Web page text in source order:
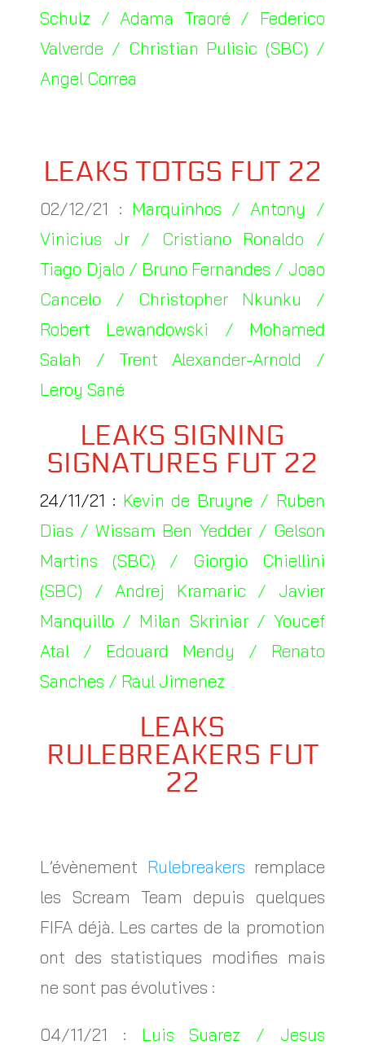
Schulz / Adama Traoré / Federico
Valverde / Christian Pulisic (SBC) /
Angel Correa
LEAKS TOTGS FUT 22
02/12/21 : Marquinhos / Antony /
Vinicius Jr / Cristiano Ronaldo /
Tiago Djalo / Bruno Fernandes / Joao
Cancelo / Christopher Nkunku /
Robert Lewandowski / Mohamed
Salah / Trent Alexander-Arnold /
Leroy Sané
LEAKS SIGNING
SIGNATURES FUT 22
24/11/21 : Kevin de Bruyne / Ruben
Dias / Wissam Ben Yedder / Gelson
Martins (SBC) / Giorgio Chiellini
(SBC) / Andrej Kramaric / Javier
Manquillo / Milan Skriniar / Youcef
Atal / Edouard Mendy / Renato
Sanches / Raul Jimenez
LEAKS
RULEBREAKERS FUT
22
L’évènement Rulebreakers remplace
les Scream Team depuis quelques
FIFA déjà. Les cartes de la promotion
ont des statistiques modifies mais
ne sont pas évolutives :
04/11/21 : Luis Suarez / Jesus